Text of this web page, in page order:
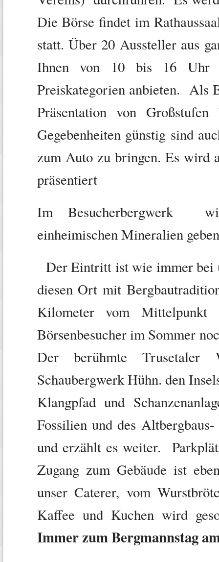
Die Börse findet im
statt. Über 20 Aussteller aus
Ihnen von 10 bis 16 Uhr
Preiskategorien anbieten. Als
Präsentation von
Gegebenheiten günstig sind
zum Auto zu bringen. Es
präsentiert
Im Besucherbergwerk
einheimischen Mineralien
Der Eintritt ist wie immer bei
diesen Ort mit
Kilometer vom Mittelpunkt
Börsenbesucher im Sommer
Der berühmte Trusetaler
Schaubergwerk Hühn. den
Klangpfad und
Fossilien und des
und erzählt es weiter.
Zugang zum Gebäude ist
unser Caterer, vom
Kaffee und Kuchen wird
Immer zum Bergmannstag